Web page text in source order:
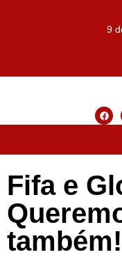
9
Fifa e
também!